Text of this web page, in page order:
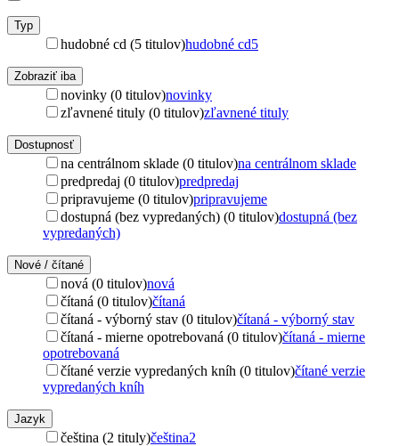
Typ
hudobné cd (5 titulov)hudobné cd5
Zobraziť iba
novinky (0 titulov)novinky
zľavnené tituly (0 titulov)zľavnené tituly
Dostupnosť
na centrálnom sklade (0 titulov)na centrálnom sklade
predpredaj (0 titulov)predpredaj
pripravujeme (0 titulov)pripravujeme
dostupná (bez vypredaných) (0 titulov)dostupná (bez
vypredaných)
Nové / čítané
nová (0 titulov)nová
čítaná (0 titulov)čítaná
čítaná - výborný stav (0 titulov)čítaná - výborný stav
čítaná - mierne opotrebovaná (0 titulov)čítaná - mierne
opotrebovaná
čítané verzie vypredaných kníh (0 titulov)čítané verzie
vypredaných kníh
Jazyk
čeština (2 tituly)čeština2